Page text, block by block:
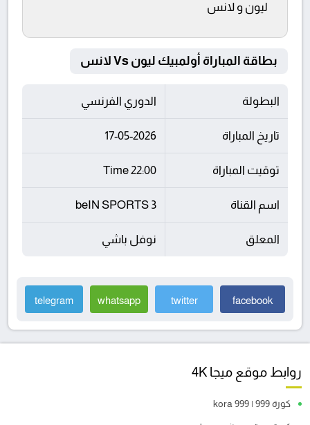
ليون و لانس
بطاقة المباراة أولمبيك ليون Vs لانس
البطولة الدوري الفرنسي
تاريخ المباراة 17-05-2026
توقيت المباراة 22:00 Time
اسم القناة beIN SPORTS 3
المعلق نوفل باشي
facebook
twitter
whatsapp
telegram
روابط موقع ميجا 4K
كورة 999 | kora 999